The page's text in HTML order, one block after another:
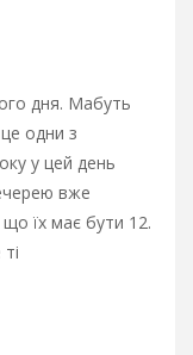
дня. Мабуть
одни з
у цей день
вже
їх має бути 12.